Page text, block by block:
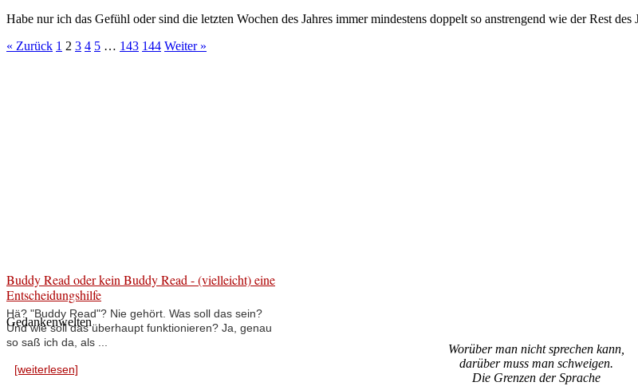
Habe nur ich das Gefühl oder sind die letzten Wochen des Jahres immer mindestens doppelt so anstrengend wie der Rest des
« Zurück 1 2 3 4 5 … 143 144 Weiter »
Buddy Read oder kein Buddy Read - (vielleicht) eine
Entscheidungshilfe
Hä? "Buddy Read"? Nie gehört. Was soll das sein?
Und wie soll das überhaupt funktionieren? Ja, genau
so saß ich da, als ...
[weiterlesen]
Gedankenwelten
Worüber man nicht sprechen kann,
darüber muss man schweigen.
Die Grenzen der Sprache